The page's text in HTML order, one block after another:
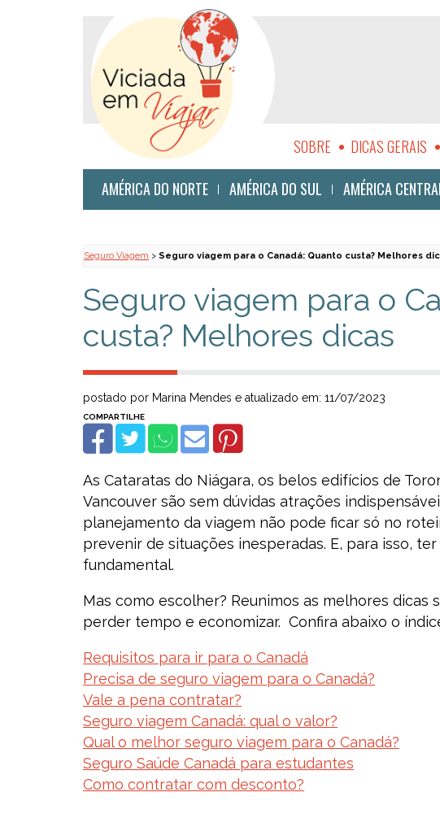
SOBRE DICAS GERAIS
SUSTENTABILIDADE
AMÉRICA DO NORTE AMÉRICA DO SUL AMÉRICA
Seguro Viagem > Seguro viagem para o Canadá: Quanto custa? Melhores
Seguro viagem para o
custa? Melhores dicas
postado por Marina Mendes e atualizado em: 11/07/2023
As Cataratas do Niágara, os belos edifícios de
Vancouver são sem dúvidas atrações
planejamento da viagem não pode ficar só no
prevenir de situações inesperadas. E, para isso,
fundamental.
Mas como escolher? Reunimos as melhores
perder tempo e economizar. Confira abaixo o
Requisitos para ir para o Canadá
Precisa de seguro viagem para o Canadá?
Vale a pena contratar?
Seguro viagem Canadá: qual o valor?
Qual o melhor seguro viagem para o Canadá?
Seguro Saúde Canadá para estudantes
Como contratar com desconto?